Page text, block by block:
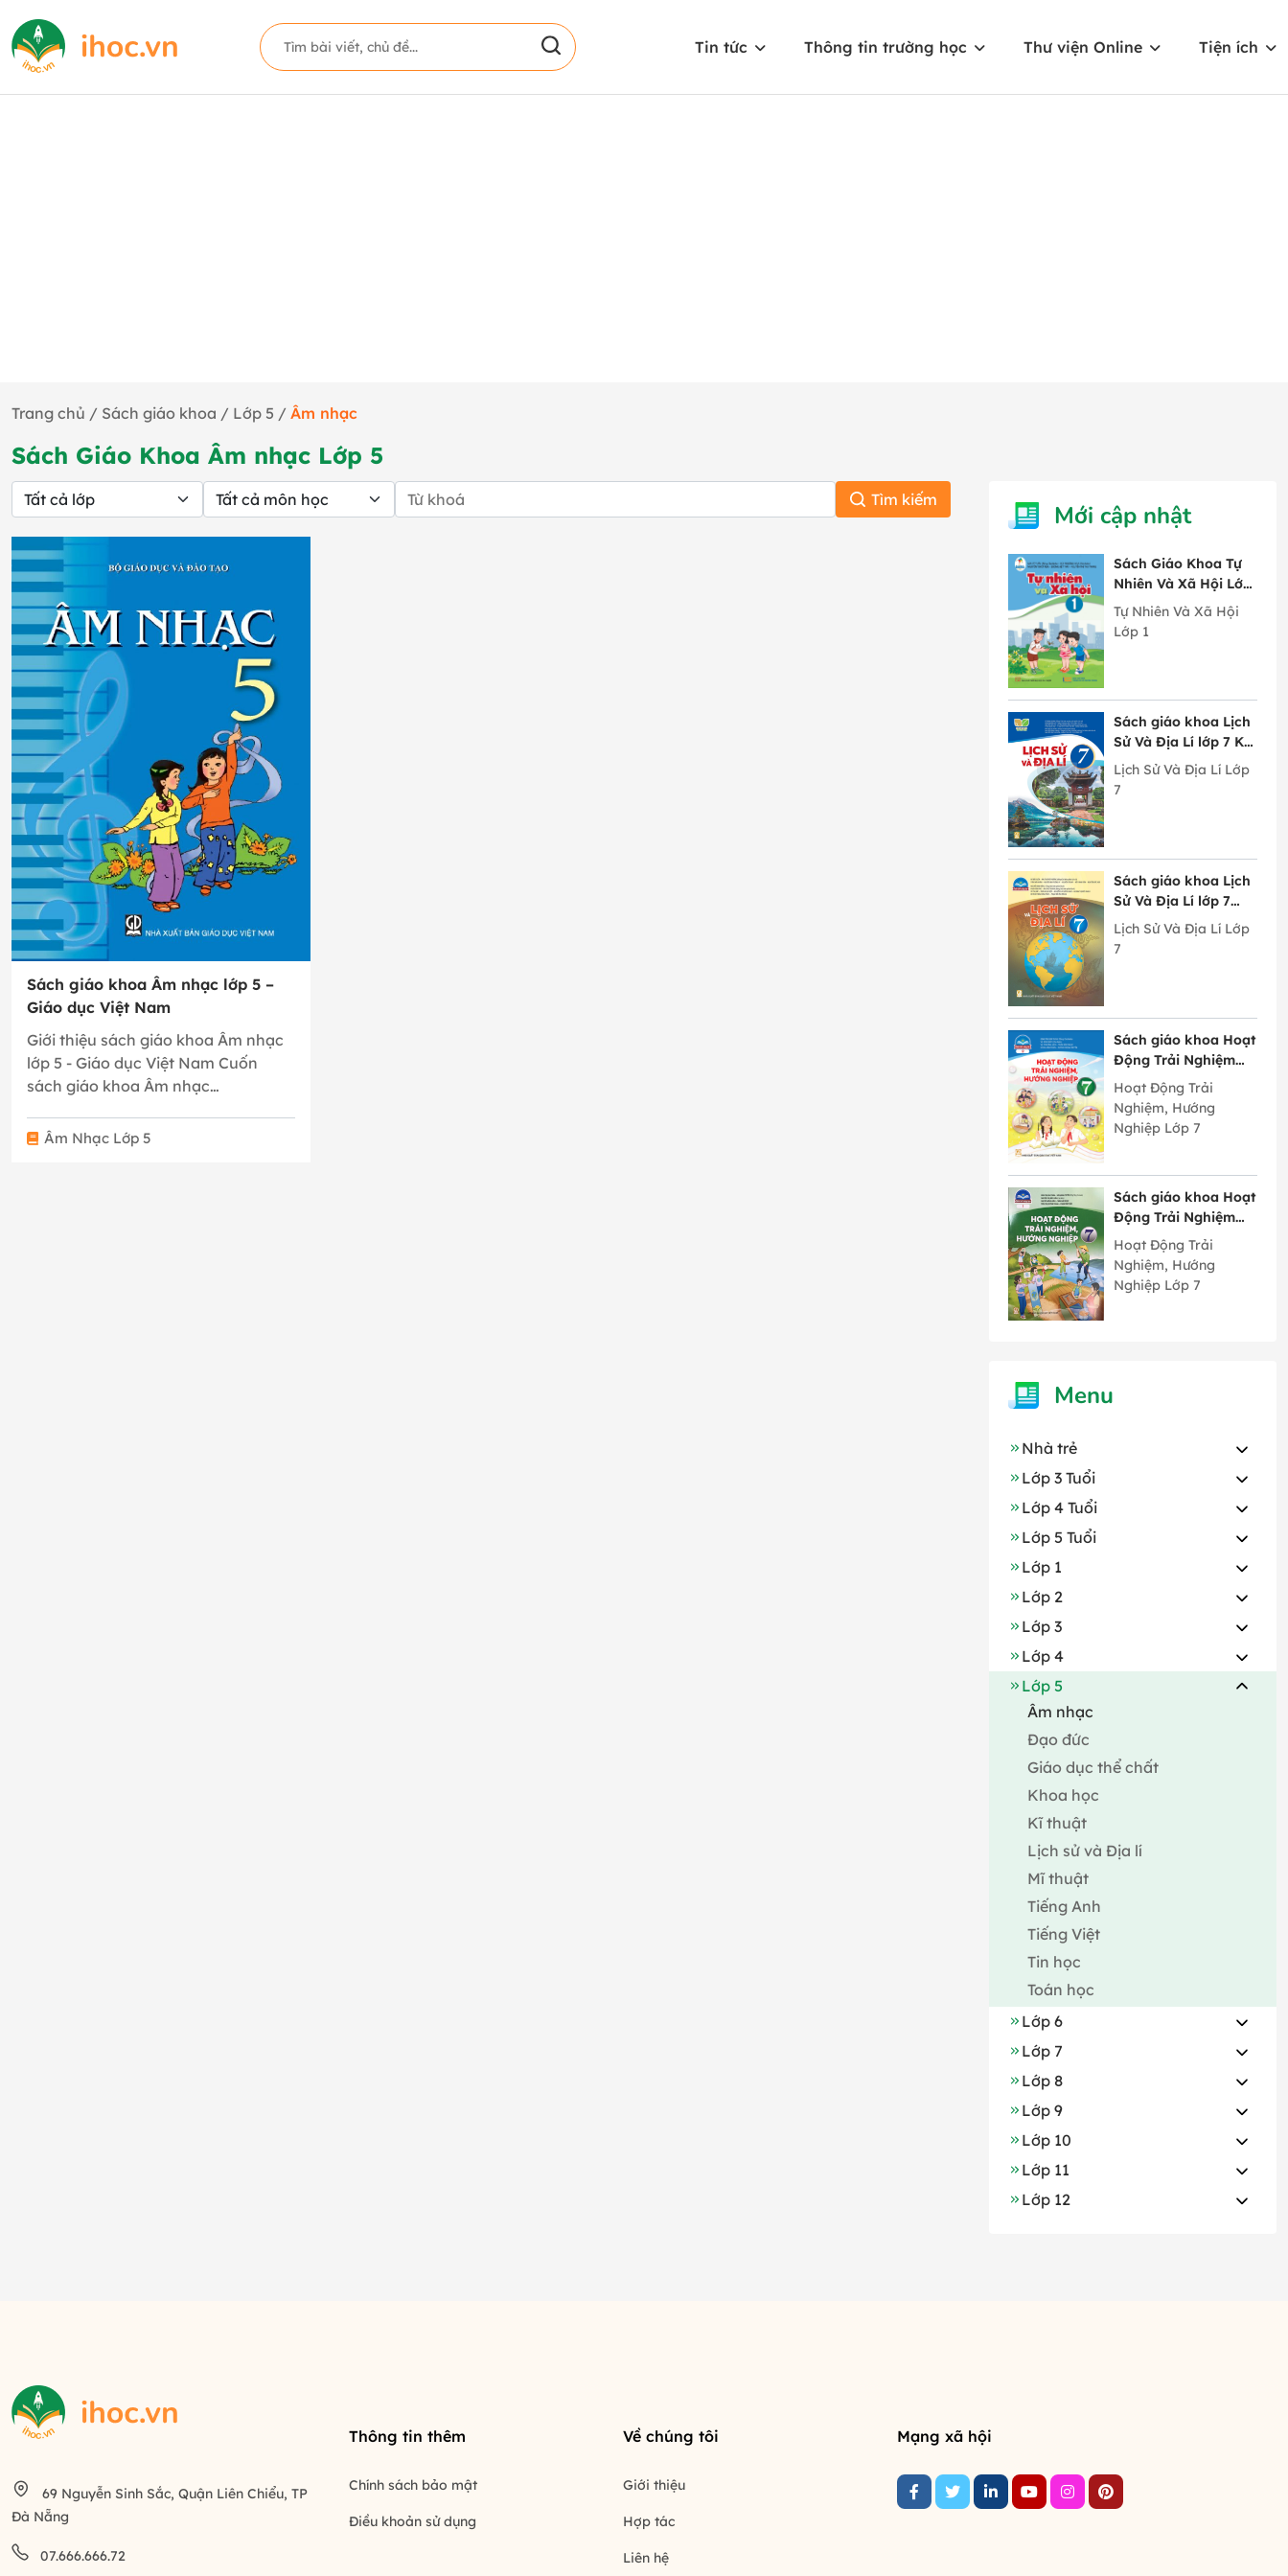
Tin tức Thông tin trường học Thư viện Online Tiện ích
Trang chủ / Sách giáo khoa / Lớp 5 / Âm nhạc
Sách Giáo Khoa Âm nhạc Lớp 5
Tìm kiếm
Sách giáo khoa Âm nhạc lớp 5 –
Giáo dục Việt Nam
Giới thiệu sách giáo khoa Âm nhạc
lớp 5 - Giáo dục Việt Nam Cuốn
sách giáo khoa Âm nhạc…
Âm Nhạc Lớp 5
Mới cập nhật
Sách Giáo Khoa Tự
Nhiên Và Xã Hội Lớp
1 Cánh Diều
Tự Nhiên Và Xã Hội
Lớp 1
Sách giáo khoa Lịch
Sử Và Địa Lí lớp 7 Kết
Nối Tri Thức Với
Cuộc Sống
Lịch Sử Và Địa Lí Lớp
7
Sách giáo khoa Lịch
Sử Và Địa Lí lớp 7
Chân Trời Sáng Tạo
Lịch Sử Và Địa Lí Lớp
7
Sách giáo khoa Hoạt
Động Trải Nghiệm
Hướng Nghiệp lớp 7
bản 2 Chân Trời
Sáng Tạo
Hoạt Động Trải
Nghiệm, Hướng
Nghiệp Lớp 7
Sách giáo khoa Hoạt
Động Trải Nghiệm
Hướng Nghiệp lớp 7
bản 1 Chân Trời
Sáng Tạo
Hoạt Động Trải
Nghiệm, Hướng
Nghiệp Lớp 7
Menu
Nhà trẻ
Lớp 3 Tuổi
Lớp 4 Tuổi
Lớp 5 Tuổi
Lớp 1
Lớp 2
Lớp 3
Lớp 4
Lớp 5
Âm nhạc
Đạo đức
Giáo dục thể chất
Khoa học
Kĩ thuật
Lịch sử và Địa lí
Mĩ thuật
Tiếng Anh
Tiếng Việt
Tin học
Toán học
Lớp 6
Lớp 7
Lớp 8
Lớp 9
Lớp 10
Lớp 11
Lớp 12
69 Nguyễn Sinh Sắc, Quận Liên Chiểu, TP
Đà Nẵng
07.666.666.72
Thông tin thêm
Chính sách bảo mật
Điều khoản sử dụng
Về chúng tôi
Giới thiệu
Hợp tác
Liên hệ
Mạng xã hội